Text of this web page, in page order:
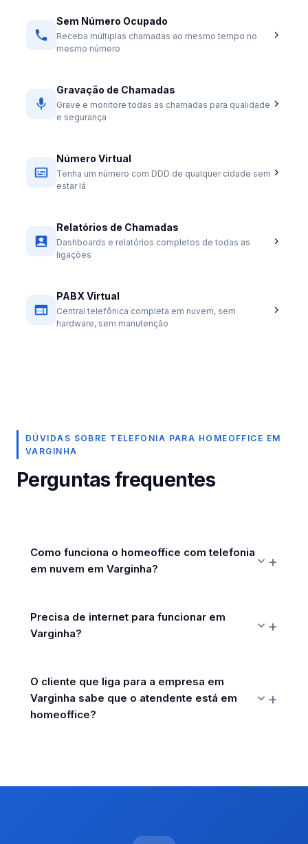
Sem Número Ocupado
Receba múltiplas chamadas ao mesmo tempo no
mesmo número
Gravação de Chamadas
Grave e monitore todas as chamadas para qualidade
e segurança
Número Virtual
Tenha um número com DDD de qualquer cidade sem
estar lá
Relatórios de Chamadas
Dashboards e relatórios completos de todas as
ligações
PABX Virtual
Central telefônica completa em nuvem, sem
hardware, sem manutenção
DÚVIDAS SOBRE TELEFONIA PARA HOMEOFFICE EM
VARGINHA
Perguntas frequentes
Como funciona o homeoffice com telefonia
em nuvem em Varginha?
Precisa de internet para funcionar em
Varginha?
O cliente que liga para a empresa em
Varginha sabe que o atendente está em
homeoffice?